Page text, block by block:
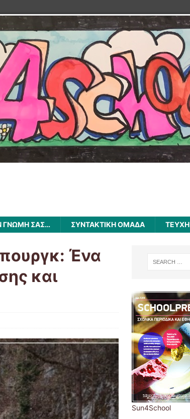
ΓΝΏΜΗ ΣΑΣ… ΣΥΝΤΑΚΤΙΚΗ ΟΜΑΔΑ ΤΕΥΧΗ
Ένα
και
Sun4School